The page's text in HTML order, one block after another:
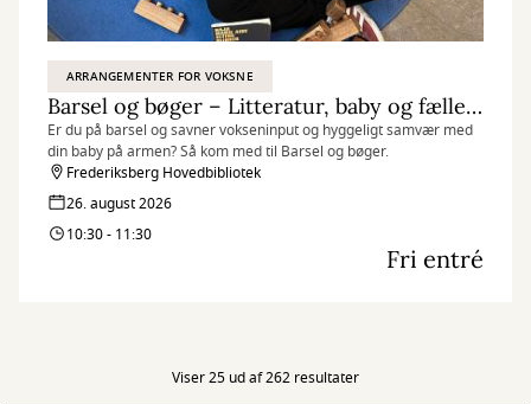
ARRANGEMENTER FOR VOKSNE
Barsel og bøger – Litteratur, baby og fællesskab
Er du på barsel og savner vokseninput og hyggeligt samvær med
din baby på armen? Så kom med til Barsel og bøger.
Frederiksberg Hovedbibliotek
26. august 2026
10:30 - 11:30
Fri entré
Viser 25 ud af 262 resultater